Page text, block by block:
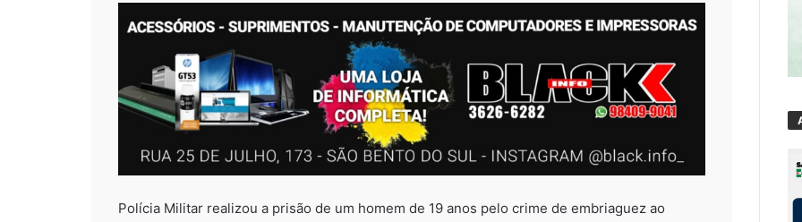
Polícia Militar realizou a prisão de um homem de 19 anos pelo crime de embriaguez ao